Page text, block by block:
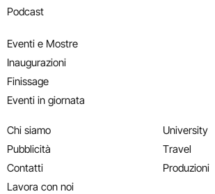
Podcast
Eventi e Mostre
Inaugurazioni
Finissage
Eventi in giornata
Chi siamo
Pubblicità
Contatti
Lavora con noi
University
Travel
Produzioni